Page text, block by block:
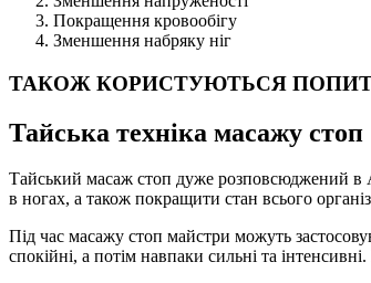
Покращення кровообігу
Зменшення набряку ніг
ТАКОЖ КОРИСТУЮТЬСЯ
Тайська техніка масажу стоп
Тайський масаж стоп дуже розповсюджений в
в ногах, а також покращити стан всього
Під час масажу стоп майстри можуть
спокійні, а потім навпаки сильні та